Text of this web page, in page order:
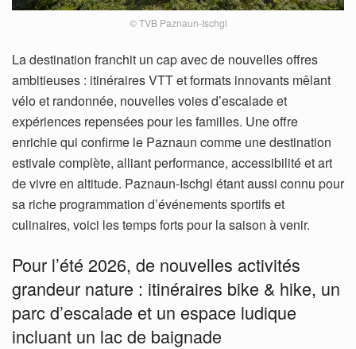
© TVB Paznaun-Ischgl
La destination franchit un cap avec de nouvelles offres
ambitieuses : itinéraires VTT et formats innovants mêlant
vélo et randonnée, nouvelles voies d’escalade et
expériences repensées pour les familles. Une offre
enrichie qui confirme le Paznaun comme une destination
estivale complète, alliant performance, accessibilité et art
de vivre en altitude. Paznaun-Ischgl étant aussi connu pour
sa riche programmation d’événements sportifs et
culinaires, voici les temps forts pour la saison à venir.
Pour l’été 2026, de nouvelles activités
grandeur nature : itinéraires bike & hike, un
parc d’escalade et un espace ludique
incluant un lac de baignade